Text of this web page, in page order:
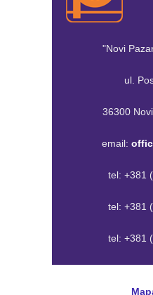
"Novi
ul.
36300
email:
tel: +381
tel: +381
tel: +381